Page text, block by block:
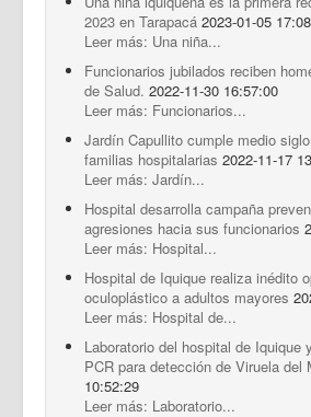
2023 en Tarapacá 2023-01-05
Leer más: Una niña...
Funcionarios jubilados reciben
de Salud. 2022-11-30 16:57:00
Leer más: Funcionarios...
Jardín Capullito cumple medio
familias hospitalarias 2022-11-17
Leer más: Jardín...
Hospital desarrolla campaña
agresiones hacia sus funcionarios
Leer más: Hospital...
Hospital de Iquique realiza inédito
oculoplástico a adultos mayores
Leer más: Hospital de...
Laboratorio del hospital de Iquique
PCR para detección de Viruela del
10:52:29
Leer más: Laboratorio...